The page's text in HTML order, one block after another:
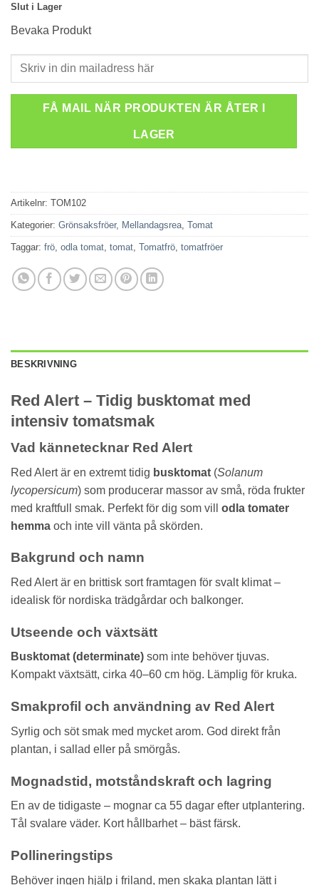
Slut i Lager
Bevaka Produkt
FÅ MAIL NÄR PRODUKTEN ÄR ÅTER I
LAGER
Artikelnr: TOM102
Kategorier: Grönsaksfröer, Mellandagsrea Tomat
Taggar: frö odla tomat tomat Tomatfrö tomatfröer
BESKRIVNING
Red Alert – Tidig busktomat med
intensiv tomatsmak
Vad kännetecknar Red Alert
Red Alert är en extremt tidig busktomat (Solanum
lycopersicum) som producerar massor av små, röda frukter
med kraftfull smak. Perfekt för dig som vill odla tomater
hemma och inte vill vänta på skörden.
Bakgrund och namn
Red Alert är en brittisk sort framtagen för svalt klimat –
idealisk för nordiska trädgårdar och balkonger.
Utseende och växtsätt
Busktomat (determinate) som inte behöver tjuvas.
Kompakt växtsätt, cirka 40–60 cm hög. Lämplig för kruka.
Smakprofil och användning av Red Alert
Syrlig och söt smak med mycket arom. God direkt från
plantan, i sallad eller på smörgås.
Mognadstid, motståndskraft och lagring
En av de tidigaste – mognar ca 55 dagar efter utplantering.
Tål svalare väder. Kort hållbarhet – bäst färsk.
Pollineringstips
Behöver ingen hjälp i friland, men skaka plantan lätt i